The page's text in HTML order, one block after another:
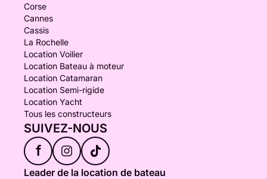
Corse
Cannes
Cassis
La Rochelle
Location Voilier
Location Bateau à moteur
Location Catamaran
Location Semi-rigide
Location Yacht
Tous les constructeurs
SUIVEZ-NOUS
f
Leader de la location de bateau